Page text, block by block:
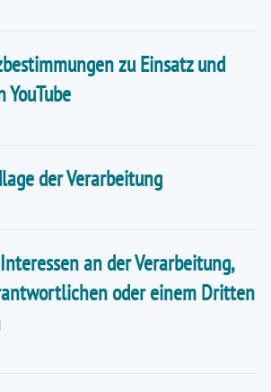
zu Einsatz und
YouTube
der Verarbeitung
an der Verarbeitung,
oder einem Dritten